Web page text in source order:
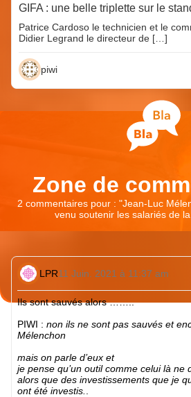
GIFA : une belle triplette sur le
Patrice Cardoso le technicien et le
Didier Legrand le directeur de […]
piwi
Zone de
2 commentaires pour : "Jean-Luc
venu soutenir les salariés de
LPR11 Juin. 2021 à 11:37 am
Ils sont sauvés alors ……..
PIWI : non ils ne sont pas sauvés et
Mélenchon
mais on parle d’eux et
je pense qu’un outil comme celui là ne
alors que des investissements que je
ont été investis.